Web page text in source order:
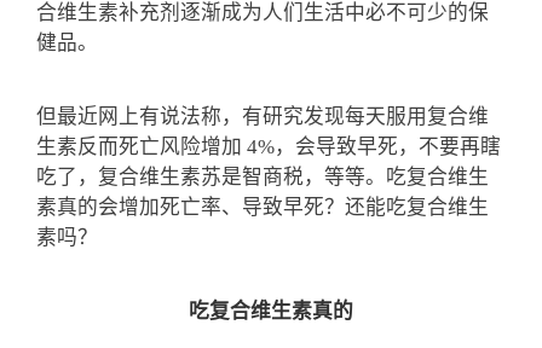
合维生素补充剂逐渐成为人们生活中必不可少的保
健品。
但最近网上有说法称，有研究发现每天服用复合维
生素反而死亡风险增加 4%，会导致早死，不要再瞎
吃了，复合维生素苏是智商税，等等。 吃复合维生
素真的会增加死亡率、导致早死？还能吃复合维生
素吗？
吃复合维生素真的